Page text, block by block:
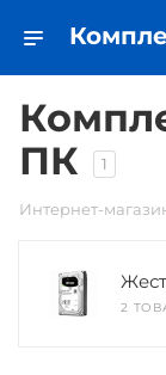
ПК
1
Интернет-
2